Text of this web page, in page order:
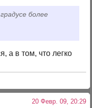
более
а в том, что легко
20 Февр. 09, 20:29